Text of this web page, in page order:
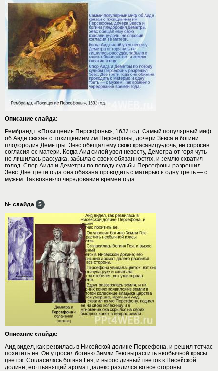
Описание слайда:
Рембрандт, «Похищение Персефоны», 1632 год. Самый популярный миф
об Аиде связан с похищением им Персефоны, дочери Зевса и богини
плодородия Деметры. Зевс обещал ему свою красавицу-дочь, не спросив
согласия ее матери. Когда Аид силой увел невесту, Деметра от горя чуть
не лишилась рассудка, забыла о своих обязанностях, и землю охватил
голод. Спор Аида и Деметры по поводу судьбы Персефоны разрешил
Зевс. Две трети года она обязана проводить с матерью и одну треть — с
мужем. Так возникло чередование времен года.
№ слайда 5
Описание слайда:
Аид видел, как резвилась в Нисейской долине Персефона, и решил тотчас
похитить ее. Он упросил богиню Земли Гею вырастить необычной красы
цветок. Согласилась богиня Гея, и вырос дивный цветок в Нисейской
долине; его пьянящий аромат далеко разлился во все стороны.